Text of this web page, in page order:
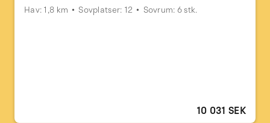
Hav: 1,8 km
Sovplatser: 12 Sovrum: 6 stk.
10 031 SEK